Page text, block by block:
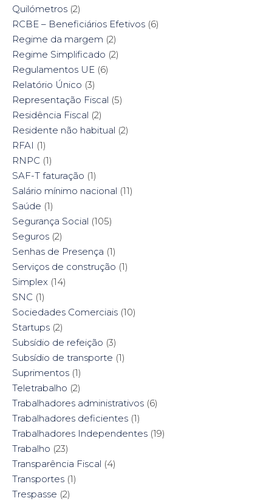
Quilómetros (2)
RCBE – Beneficiários Efetivos (6)
Regime da margem (2)
Regime Simplificado (2)
Regulamentos UE (6)
Relatório Único (3)
Representação Fiscal (5)
Residência Fiscal (2)
Residente não habitual (2)
RFAI (1)
RNPC (1)
SAF-T faturação (1)
Salário mínimo nacional (11)
Saúde (1)
Segurança Social (105)
Seguros (2)
Senhas de Presença (1)
Serviços de construção (1)
Simplex (14)
SNC (1)
Sociedades Comerciais (10)
Startups (2)
Subsídio de refeição (3)
Subsídio de transporte (1)
Suprimentos (1)
Teletrabalho (2)
Trabalhadores administrativos (6)
Trabalhadores deficientes (1)
Trabalhadores Independentes (19)
Trabalho (23)
Transparência Fiscal (4)
Transportes (1)
Trespasse (2)